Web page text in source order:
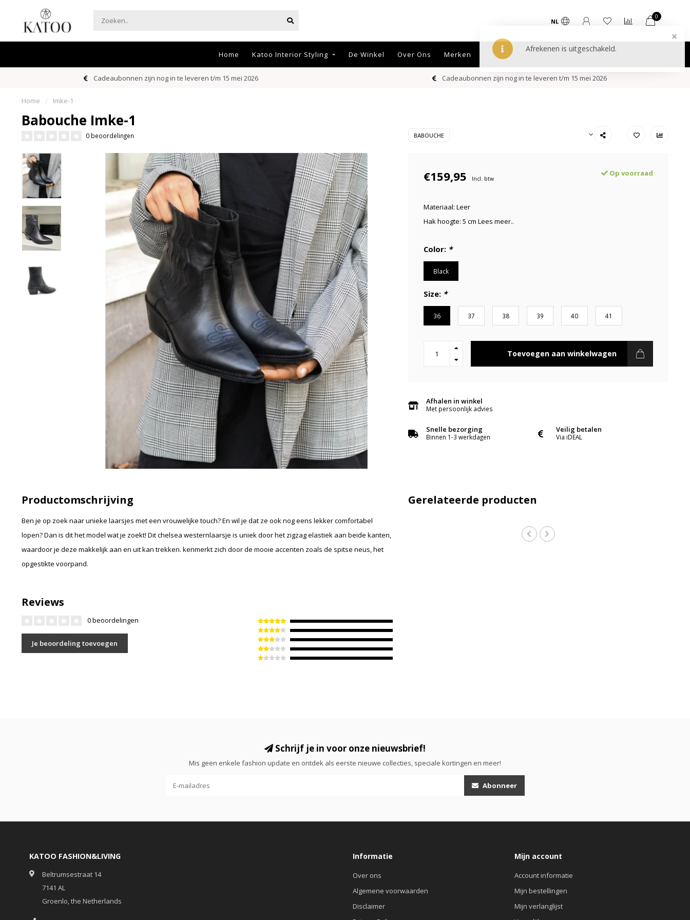
NL
0
Home Katoo Interior Styling De Winkel Over Ons Merken
Cadeaubonnen zijn nog in te leveren t/m 15 mei 2026 Cadeaubonnen zijn nog in te leveren t/m 15 mei 2026
Home / Imke-1
Babouche Imke-1
0 beoordelingen BABOUCHE
€159,95 Incl. btw
Op voorraad
Materiaal: Leer
Hak hoogte: 5 cm Lees meer..
Color: *
Black
Size: *
36 37 38 39 40 41
Toevoegen aan winkelwagen
Afhalen in winkel
Met persoonlijk advies
Snelle bezorging
Binnen 1-3 werkdagen
Veilig betalen
Via iDEAL
Productomschrijving
Ben je op zoek naar unieke laarsjes met een vrouwelijke touch? En wil je dat ze ook nog eens lekker comfortabel
lopen? Dan is dit het model wat je zoekt! Dit chelsea westernlaarsje is uniek door het zigzag elastiek aan beide kanten,
waardoor je deze makkelijk aan en uit kan trekken. kenmerkt zich door de mooie accenten zoals de spitse neus, het
opgestikte voorpand.
Reviews
0 beoordelingen
Je beoordeling toevoegen
Gerelateerde producten
Schrijf je in voor onze nieuwsbrief!
Mis geen enkele fashion update en ontdek als eerste nieuwe collecties, speciale kortingen en meer!
Abonneer
KATOO FASHION&LIVING
Beltrumsestraat 14
7141 AL
Groenlo, the Netherlands
Informatie
Over ons
Algemene voorwaarden
Disclaimer
Mijn account
Account informatie
Mijn bestellingen
Mijn verlanglijst